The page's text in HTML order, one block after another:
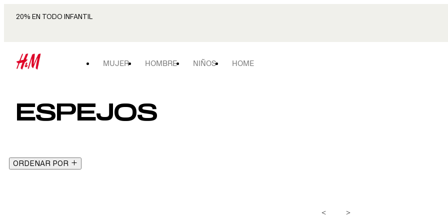
20% EN TODO INFANTIL
MUJER HOMBRE NIÑOS HOME
ESPEJOS
ORDENAR POR
< >